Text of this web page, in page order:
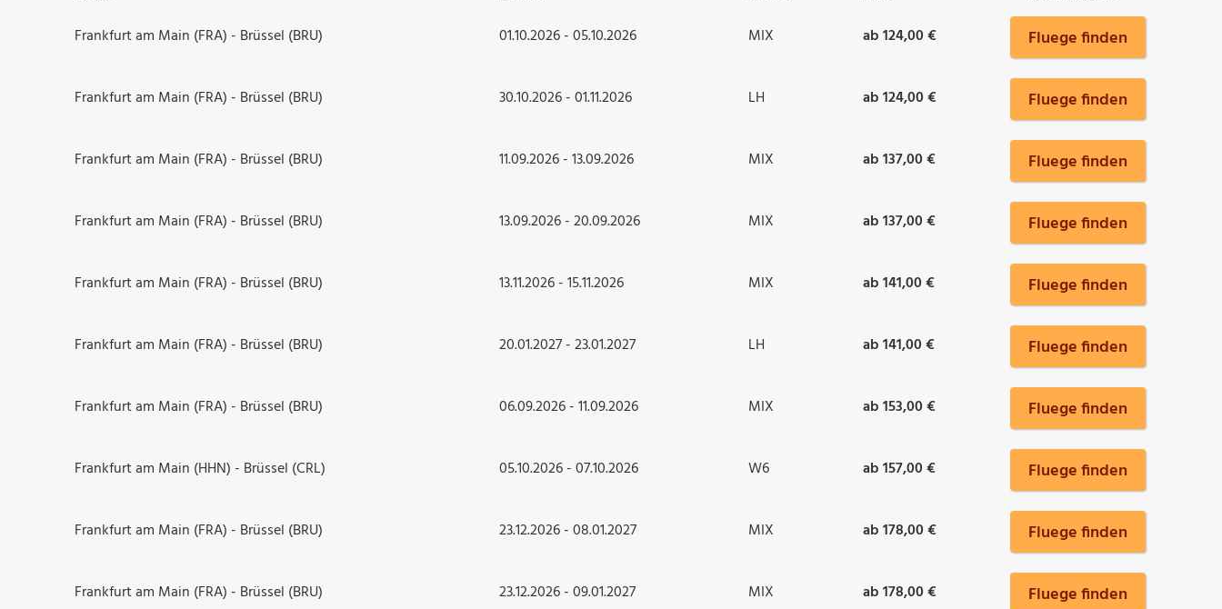
Frankfurt am Main (FRA) - Brüssel (BRU)
01.10.2026 - 05.10.2026 MIX ab 124,00 € Fluege finden
Frankfurt am Main (FRA) - Brüssel (BRU) 30.10.2026 - 01.11.2026 LH ab 124,00 € Fluege finden
Frankfurt am Main (FRA) - Brüssel (BRU) 11.09.2026 - 13.09.2026 MIX ab 137,00 € Fluege finden
Frankfurt am Main (FRA) - Brüssel (BRU) 13.09.2026 - 20.09.2026 MIX ab 137,00 € Fluege finden
Frankfurt am Main (FRA) - Brüssel (BRU) 13.11.2026 - 15.11.2026 MIX ab 141,00 € Fluege finden
Frankfurt am Main (FRA) - Brüssel (BRU) 20.01.2027 - 23.01.2027 LH ab 141,00 € Fluege finden
Frankfurt am Main (FRA) - Brüssel (BRU) 06.09.2026 - 11.09.2026 MIX ab 153,00 € Fluege finden
Frankfurt am Main (HHN) - Brüssel (CRL) 05.10.2026 - 07.10.2026 W6 ab 157,00 € Fluege finden
Frankfurt am Main (FRA) - Brüssel (BRU) 23.12.2026 - 08.01.2027 MIX ab 178,00 € Fluege finden
Frankfurt am Main (FRA) - Brüssel (BRU) 23.12.2026 - 09.01.2027 MIX ab 178,00 € Fluege finden